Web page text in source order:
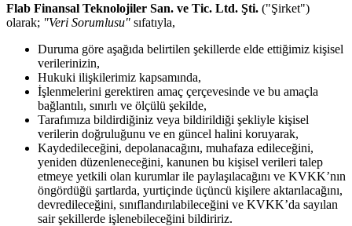
Flab Finansal Teknolojiler San. ve Tic. Ltd. Şti. ("Şirket")
olarak; "Veri Sorumlusu" sıfatıyla,
Duruma göre aşağıda belirtilen şekillerde elde ettiğimiz kişisel
verilerinizin,
Hukuki ilişkilerimiz kapsamında,
İşlenmelerini gerektiren amaç çerçevesinde ve bu amaçla
bağlantılı, sınırlı ve ölçülü şekilde,
Tarafımıza bildirdiğiniz veya bildirildiği şekliyle kişisel
verilerin doğruluğunu ve en güncel halini koruyarak,
Kaydedileceğini, depolanacağını, muhafaza edileceğini,
yeniden düzenleneceğini, kanunen bu kişisel verileri talep
etmeye yetkili olan kurumlar ile paylaşılacağını ve KVKK’nın
öngördüğü şartlarda, yurtiçinde üçüncü kişilere aktarılacağını,
devredileceğini, sınıflandırılabileceğini ve KVKK’da sayılan
sair şekillerde işlenebileceğini bildiririz.